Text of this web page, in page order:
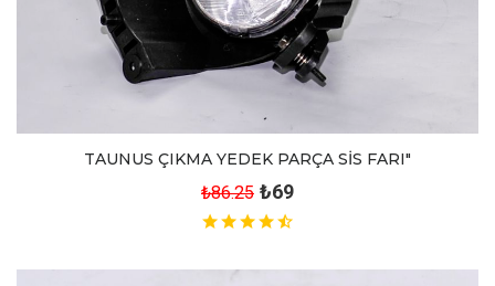
TAUNUS ÇIKMA YEDEK PARÇA SİS FARI"
₺86.25 ₺69